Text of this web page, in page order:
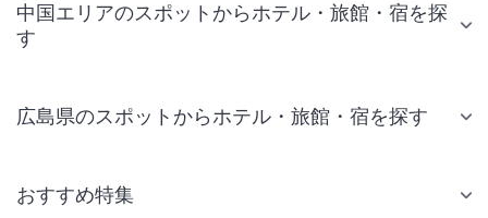
中国エリアのスポットからホテル・旅館・宿を探
す
広島県のスポットからホテル・旅館・宿を探す
おすすめ特集